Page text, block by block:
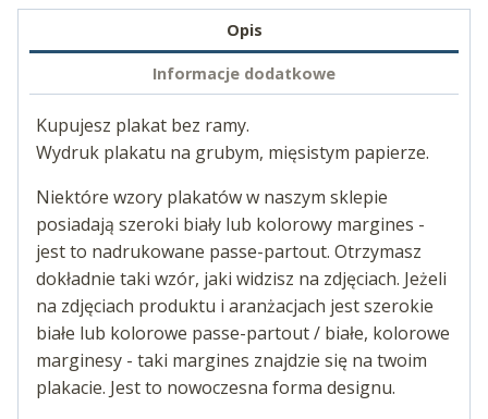
Opis
Informacje dodatkowe
Kupujesz plakat bez ramy.
Wydruk plakatu na grubym, mięsistym papierze.
Niektóre wzory plakatów w naszym sklepie
posiadają szeroki biały lub kolorowy margines -
jest to nadrukowane passe-partout. Otrzymasz
dokładnie taki wzór, jaki widzisz na zdjęciach. Jeżeli
na zdjęciach produktu i aranżacjach jest szerokie
białe lub kolorowe passe-partout / białe, kolorowe
marginesy - taki margines znajdzie się na twoim
plakacie. Jest to nowoczesna forma designu.